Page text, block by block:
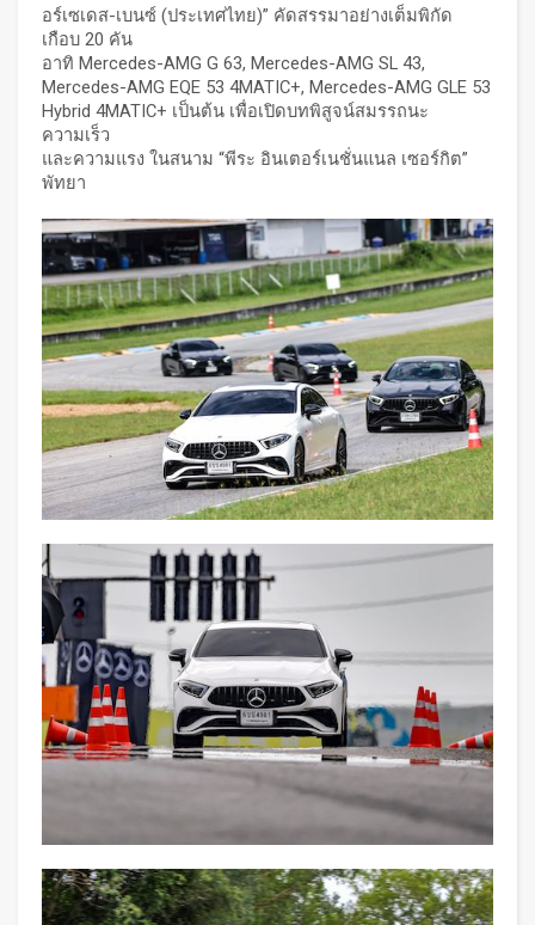
อร์เซเดส-เบนซ์ (ประเทศไทย)” คัดสรรมาอย่างเต็มพิกัด
เกือบ 20 คัน
อาทิ Mercedes-AMG G 63, Mercedes-AMG SL 43,
Mercedes-AMG EQE 53 4MATIC+, Mercedes-AMG GLE 53
Hybrid 4MATIC+ เป็นต้น เพื่อเปิดบทพิสูจน์สมรรถนะ
ความเร็ว
และความแรง ในสนาม “พีระ อินเตอร์เนชั่นแนล เซอร์กิต”
พัทยา